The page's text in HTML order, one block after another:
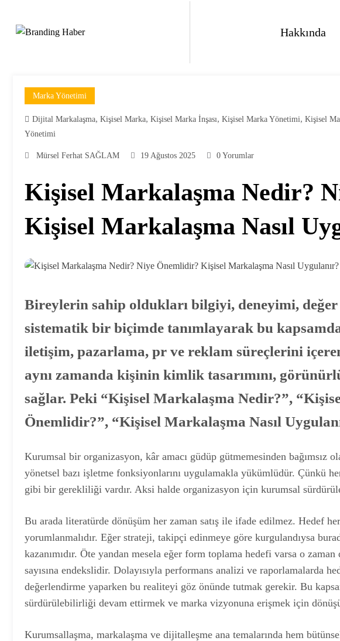
Hakkında
Marka Yönetimi
Dijital Markalaşma, Kişisel Marka, Kişisel Marka İnşası, Kişisel Marka Yönetimi, Kişisel
Yönetimi
Mürsel Ferhat SAĞLAM 19 Ağustos 2025 0 Yorumlar
Kişisel Markalaşma Nedir?
Kişisel Markalaşma Nasıl
Bireylerin sahip oldukları bilgiyi, deneyimi, değer
sistematik bir biçimde tanımlayarak bu
iletişim, pazarlama, pr ve reklam süreçlerini
aynı zamanda kişinin kimlik tasarımını,
sağlar. Peki “Kişisel Markalaşma Nedir?”,
Önemlidir?”, “Kişisel Markalaşma Nasıl
Kurumsal bir organizasyon, kâr amacı güdüp gütmemesinden bağımsız
yönetsel bazı işletme fonksiyonlarını uygulamakla yükümlüdür. Çünkü
gibi bir gerekliliği vardır. Aksi halde organizasyon için kurumsal
Bu arada literatürde dönüşüm her zaman satış ile ifade edilmez. Hedef
yorumlanmalıdır. Eğer strateji, takipçi edinmeye göre kurgulandıysa
kazanımıdır. Öte yandan mesela eğer form toplama hedefi varsa o
sayısına endekslidir. Dolayısıyla performans analizi ve raporlamalarda
değerlendirme yaparken bu realiteyi göz önünde tutmak gerekir. Bu
sürdürülebilirliği devam ettirmek ve marka vizyonuna erişmek için
Kurumsallaşma, markalaşma ve dijitalleşme ana temalarında hem